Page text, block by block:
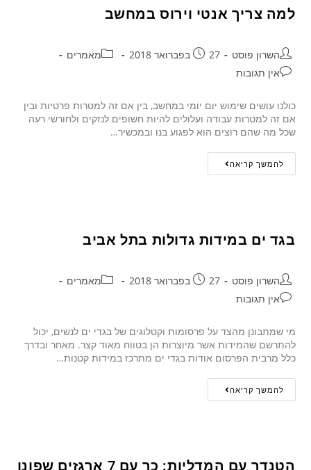
למה צריך אנטי וירוס במחשב
השרון פוסט 27 בפברואר 2018
מאמרים
אין תגובות
כולנו עושים שימוש יום יומי במחשב, בין אם זה למטרות פרטיות ובין
אם זה למטרות עבודה ועלולים להיות חשופים לנזקים ולחורשי רעה
שכל מה שהם רוצים הוא לפגוע בנו ובמכשיר…
להמשך קריאה
בגד ים במידות גדולות בתל אביב
השרון פוסט 27 בפברואר 2018
מאמרים
אין תגובות
מי שמתבונן מהצד על פרסומות וקטלוגים של בגדי ים לנשים, יכול
להתרשם שהמידות אשר מיוצרות הן בטווח מאוד קצר. מאחר ובדרך
כלל מרבית הפרסום אודות בגדי ים מתרכז במידות קטנות…
להמשך קריאה
הטנדר עם המדליות: כך עם 7 ארגזים שפונו